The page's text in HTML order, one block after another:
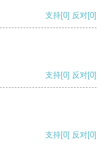
支持[0] 反对[0]
支持[0] 反对[0]
支持[0] 反对[0]